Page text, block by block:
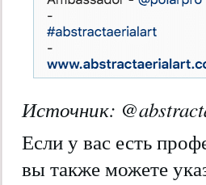
Источник:
Если у вас есть
вы также можете